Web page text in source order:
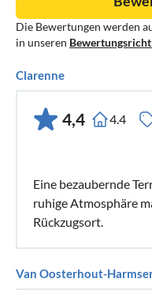
Die Bewertungen werden
in unseren
Clarenne
4,4 4.4
Eine bezaubernde
ruhige Atmosphäre
Rückzugsort.
Van Oosterhout-